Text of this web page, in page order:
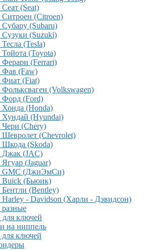
(Seat)
Ситроен (Citroen)
(Subaru)
Сузуки (Suzuki)
(Tesla)
(Toyota)
Ферари (Ferrari)
Фав (Faw)
Фиат (Fiat)
(Volkswagen)
Форд (Ford)
Хонда (Honda)
Хундай (Hyundai)
Чери (Chery)
Шевролет (Chevrolet)
Шкода (Skoda)
Джак (JAC)
(Jaguar)
GMC (ДжиЭмСи)
Buick (Бьюик)
Бентли (Bentley)
Harley - Davidson (Харли - Дэвидсон)
ключей
на ниппель
ключей